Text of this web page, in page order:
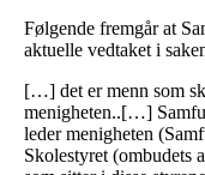
Følgende fremgår at
aktuelle vedtaket i
[…] det er menn som
menigheten..[…]
leder menigheten
Skolestyret (ombudets